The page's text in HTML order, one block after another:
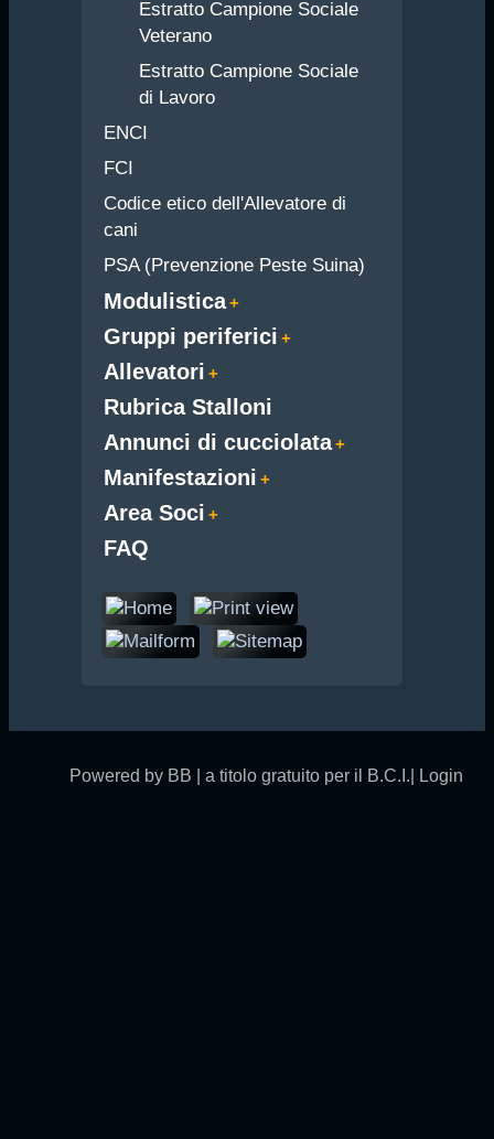
Estratto Campione Sociale
Veterano
Estratto Campione Sociale
di Lavoro
ENCI
FCI
Codice etico dell'Allevatore di
cani
PSA (Prevenzione Peste Suina)
Modulistica
Gruppi periferici
Allevatori
Rubrica Stalloni
Annunci di cucciolata
Manifestazioni
Area Soci
FAQ
Powered by BB | a titolo gratuito per il B.C.I.| Login